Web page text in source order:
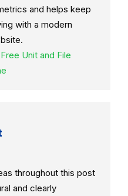
and helps keep
with a modern
Unit and File
throughout this post
and clearly